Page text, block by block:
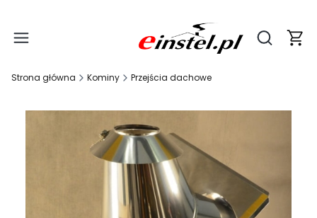
Otwórz
Strona główna Kominy Przejścia dachowe